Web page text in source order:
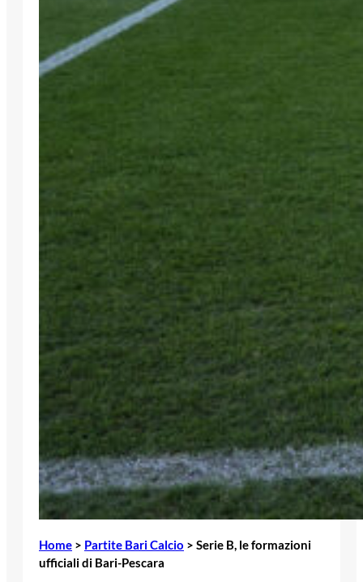
Home > Partite Bari Calcio > Serie B, le formazioni
ufficiali di Bari-Pescara